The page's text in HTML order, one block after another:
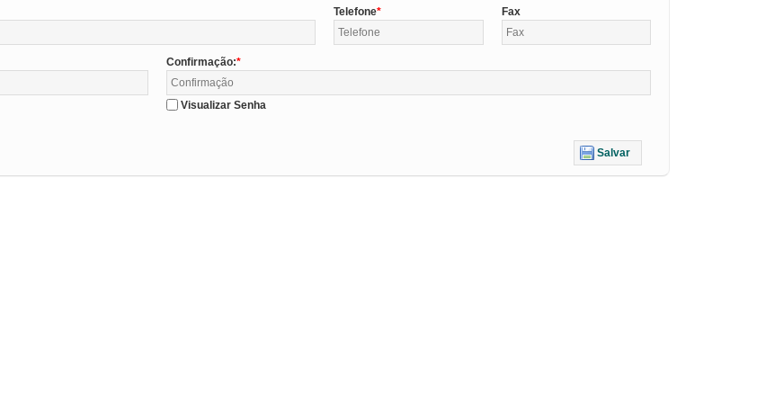
Telefone Fax
Confirmação:
Visualizar Senha
Salvar